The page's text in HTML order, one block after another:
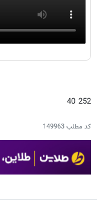
252 40
کد مطلب149963